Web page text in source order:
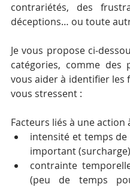
contrariétés, des
déceptions… ou toute
Je vous propose ci-
catégories, comme des
vous aider à identifier les
vous stressent :
Facteurs liés à une action
intensité et temps
important (surcharge)
contrainte
(peu de temps